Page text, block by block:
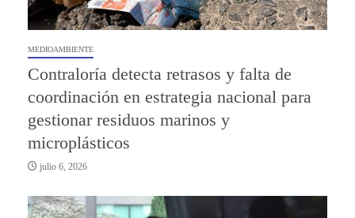
MEDIOAMBIENTE
Contraloría detecta retrasos y falta de
coordinación en estrategia nacional para
gestionar residuos marinos y
microplásticos
julio 6, 2026